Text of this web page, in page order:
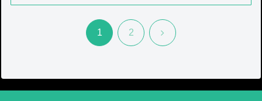
1 2 次